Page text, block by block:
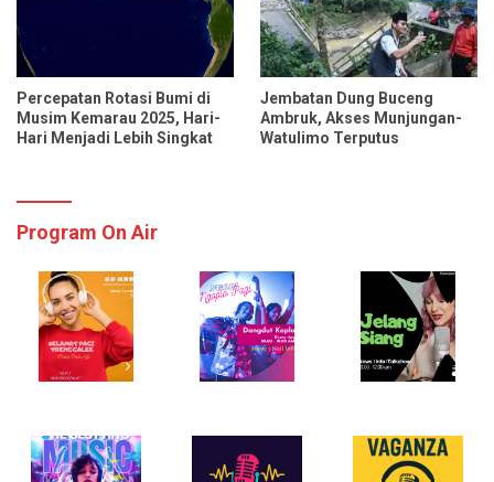
Percepatan Rotasi Bumi di
Musim Kemarau 2025, Hari-
Hari Menjadi Lebih Singkat
Jembatan Dung Buceng
Ambruk, Akses Munjungan-
Watulimo Terputus
Program On Air